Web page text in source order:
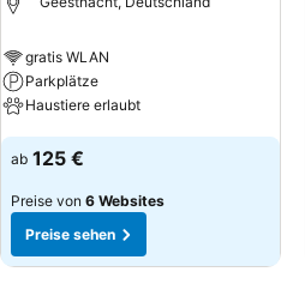
gratis WLAN
Parkplätze
Haustiere erlaubt
Preise sehen
ab 125 €
Preise von 6 Websites
Preise sehen